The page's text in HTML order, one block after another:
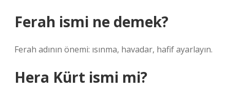
Ferah ismi ne demek?
Ferah adının önemi: ısınma, havadar, hafif ayarlayın.
Hera Kürt ismi mi?